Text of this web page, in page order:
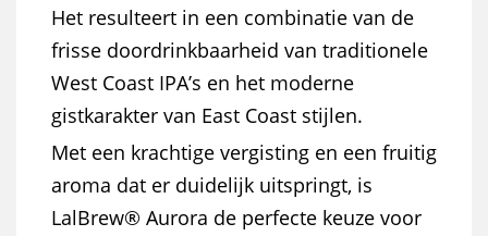
Het resulteert in een combinatie van de
frisse doordrinkbaarheid van traditionele
West Coast IPA’s en het moderne
gistkarakter van East Coast stijlen.
Met een krachtige vergisting en een fruitig
aroma dat er duidelijk uitspringt, is
LalBrew® Aurora de perfecte keuze voor